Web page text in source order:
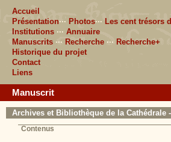
Accueil
Présentation··· Photos··· Les cent trésors
Institutions ··· Annuaire
Manuscrits ··· Recherche ··· Recherche+
Historique du projet
Contact
Liens
Manuscrit
Archives et Bibliothèque de la Cathédrale
Contenus